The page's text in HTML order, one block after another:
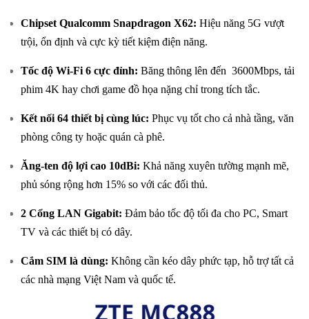
Chipset Qualcomm Snapdragon X62: Hiệu năng 5G vượt
trội, ổn định và cực kỳ tiết kiệm điện năng.
Tốc độ Wi-Fi 6 cực đỉnh: Băng thông lên đến 3600Mbps, tải
phim 4K hay chơi game đồ họa nặng chỉ trong tích tắc.
Kết nối 64 thiết bị cùng lúc: Phục vụ tốt cho cả nhà tầng, văn
phòng công ty hoặc quán cà phê.
Ăng-ten độ lợi cao 10dBi: Khả năng xuyên tường mạnh mẽ,
phủ sóng rộng hơn 15% so với các đối thủ.
2 Cổng LAN Gigabit: Đảm bảo tốc độ tối đa cho PC, Smart
TV và các thiết bị có dây.
Cắm SIM là dùng: Không cần kéo dây phức tạp, hỗ trợ tất cả
các nhà mạng Việt Nam và quốc tế.